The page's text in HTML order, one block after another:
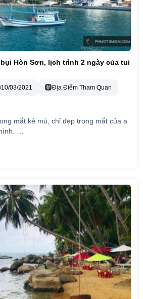
Hòn Sơn, lịch trình 2 ngày của tui
10/03/2021 Địa Điểm Tham Quan
mắt kẻ mù, chỉ đẹp trong mắt của a
…